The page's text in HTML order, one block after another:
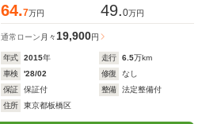
64.7万円 49.0万円
通常ローン 月々 19,900円
年式 2015年 走行 6.5万km
車検
'28/02 修復
なし
保証
保証付 整備
法定整備付
住所
東京都板橋区